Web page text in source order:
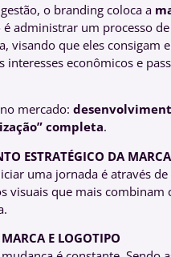
o branding coloca a
é administrar um processo
visando que eles consigam
interesses econômicos e
mercado:
completa.
ESTRATÉGICO DA MARCA
uma jornada é através
visuais que mais
E LOGOTIPO